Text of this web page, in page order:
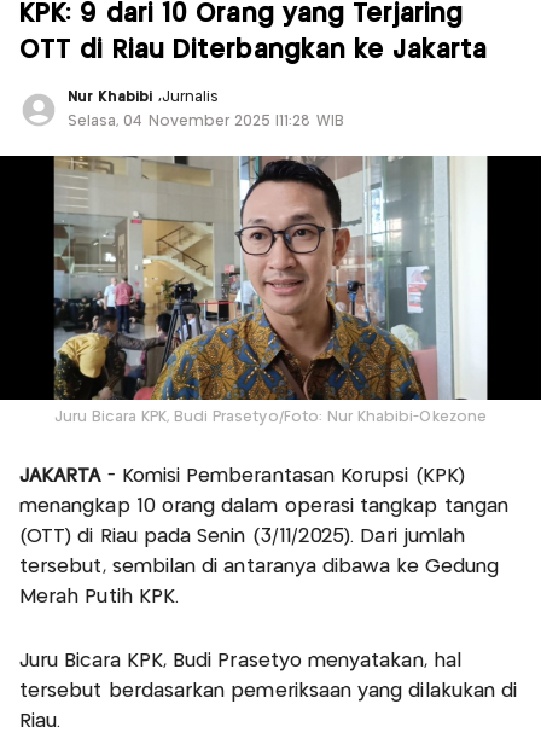
KPK: 9 dari 10 Orang yang Terjaring
OTT di Riau Diterbangkan ke Jakarta
Nur Khabibi ,Jurnalis
Selasa, 04 November 2025 |11:28 WIB
Juru Bicara KPK, Budi Prasetyo/Foto: Nur Khabibi-Okezone
JAKARTA- Komisi Pemberantasan Korupsi (KPK)
menangkap 10 orang dalam operasi tangkap tangan
(OTT) di Riau pada Senin (3/11/2025). Dari jumlah
tersebut, sembilan di antaranya dibawa ke Gedung
Merah Putih KPK.
Juru Bicara KPK, Budi Prasetyo menyatakan, hal
tersebut berdasarkan pemeriksaan yang dilakukan di
Riau.